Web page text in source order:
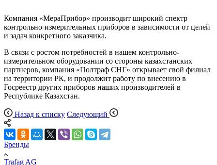
Компания «МераПрибор» производит широкий спектр
контрольно-измерительных приборов в зависимости от целей
и задач конкретного заказчика.
В связи с ростом потребностей в нашем контрольно-
измерительном оборудовании со стороны казахстанских
партнеров, компания «Полтраф СНГ» открывает свой филиал
на территории РК, и продолжит работу по внесению в
Госреестр других приборов наших производителей в
Республике Казахстан.
Назад к списку Следующий
Бренды
Trafag AG